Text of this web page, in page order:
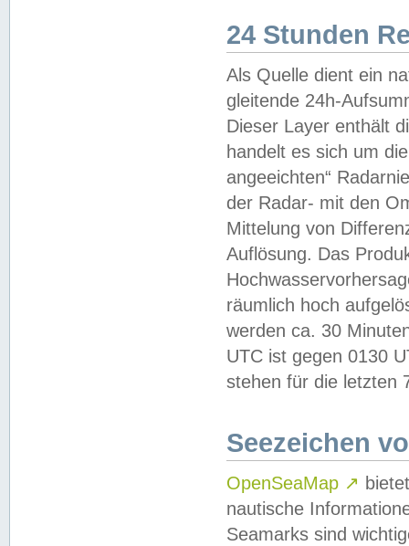
24 Stunden
Als Quelle dient ein
gleitende 24h-
Dieser Layer enthält
handelt es sich um
angeeichten“
der Radar- mit den
Mittelung von
Auflösung. Das
räumlich hoch
werden ca. 30
UTC ist gegen 0130
stehen für die letzten
Seezeichen
OpenSeaMap ↗
nautische
Seamarks sind